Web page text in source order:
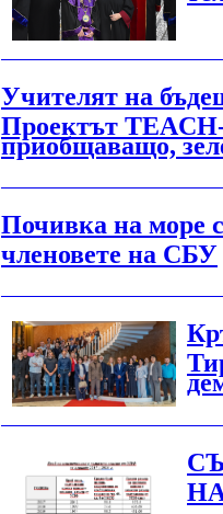
Учителят на
Проектът TEACH-
приобщаващо,
Почивка на море
членовете на СБУ